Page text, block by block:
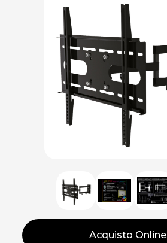
Acquisto Online